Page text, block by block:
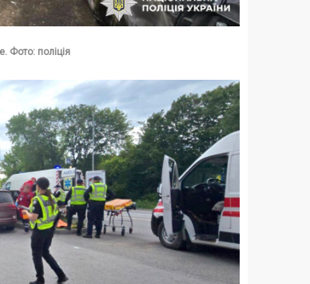
Фото: поліція